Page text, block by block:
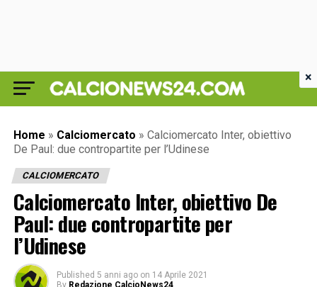
Home » Calciomercato » Calciomercato Inter, obiettivo
De Paul: due contropartite per l’Udinese
CALCIOMERCATO
Calciomercato Inter, obiettivo De
Paul: due contropartite per
l’Udinese
Published 5 anni ago on 14 Aprile 2021
By Redazione CalcioNews24
×